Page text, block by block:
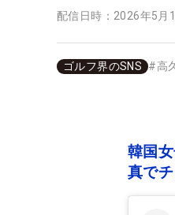
配信日時： 2026年5月
ゴルフ界のSNS #高
韓国
真で